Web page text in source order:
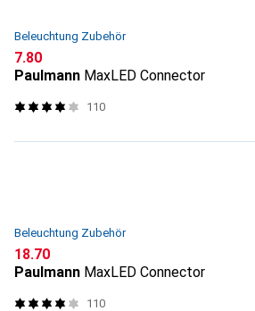
Beleuchtung Zubehör
CHF
7.80
Paulmann MaxLED Connector
110
Beleuchtung Zubehör
CHF
18.70
Paulmann MaxLED Connector
110